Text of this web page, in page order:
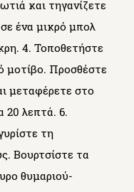
και τηγανίζετε
ένα μικρό μπολ
4. Τοποθετήστε
μοτίβο. Προσθέστε
μεταφέρετε στο
20 λεπτά. 6.
τη
Βουρτσίστε τα
θυμαριού-